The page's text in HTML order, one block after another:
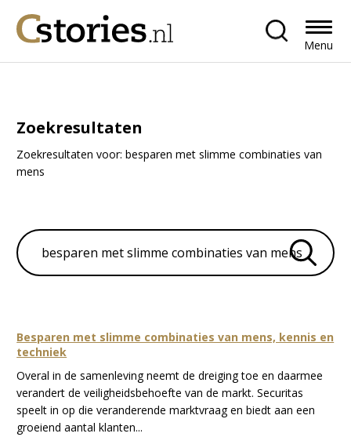
Menu
Zoekresultaten
Zoekresultaten voor: besparen met slimme combinaties van
mens
Besparen met slimme combinaties van mens, kennis en
techniek
Overal in de samenleving neemt de dreiging toe en daarmee
verandert de veiligheidsbehoefte van de markt. Securitas
speelt in op die veranderende marktvraag en biedt aan een
groeiend aantal klanten...